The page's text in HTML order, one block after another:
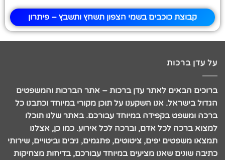
קבוצת כוכבים בשמי הצפון תשחץ ותשבץ – פיתרון
על עדן ברכות
ברוכים הבאים לאתר עדן ברכות – אתר הברכות והמשפטים
הגדול בישראל. אנו השקענו על תוכן מקורי במיוחד וכתבנו כל
ברכה ומשפט בקפידה במיוחד עבורכם. באתר שלנו תוכלו
למצוא ברכה לכל אדם, וברכה לכל אירוע. כמו כן, אצלנו
תמצאו משפטים יפים, ציטוטים, פתגמים, ניבים וביטויים, שירותי
כתיבה שונים שאנו מציעים במיוחד עבורכם, בדיחות מצחיקות